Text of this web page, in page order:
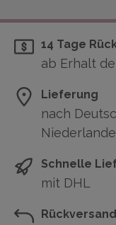
14 Tage
ab Erhalt
Lieferung
nach
Schnelle
mit DHL
Rückversand